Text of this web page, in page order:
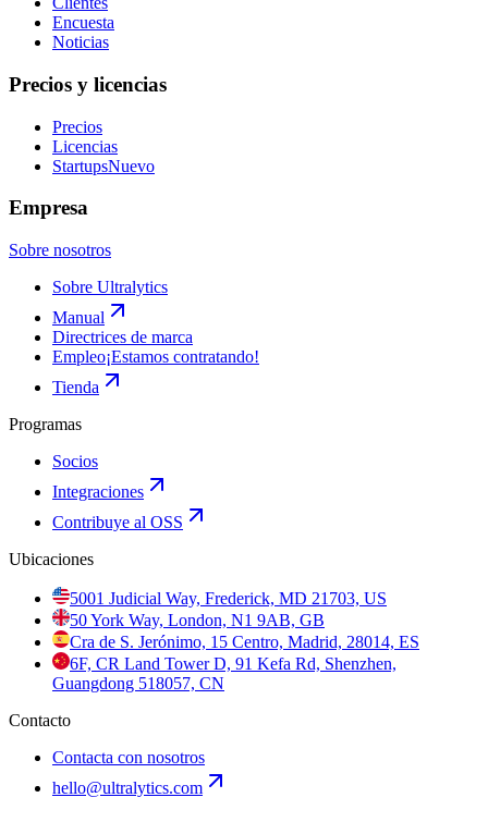
Encuesta
Noticias
Precios y licencias
Precios
Licencias
StartupsNuevo
Empresa
Sobre nosotros
Sobre Ultralytics
Manual
Directrices de marca
Empleo¡Estamos contratando!
Tienda
Programas
Socios
Integraciones
Contribuye al OSS
Ubicaciones
5001 Judicial Way, Frederick, MD 21703, US
50 York Way, London, N1 9AB, GB
Cra de S. Jerónimo, 15 Centro, Madrid, 28014, ES
6F, CR Land Tower D, 91 Kefa Rd, Shenzhen,
Guangdong 518057, CN
Contacto
Contacta con nosotros
hello@ultralytics.com